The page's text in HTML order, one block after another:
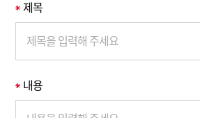
*제목
*내용